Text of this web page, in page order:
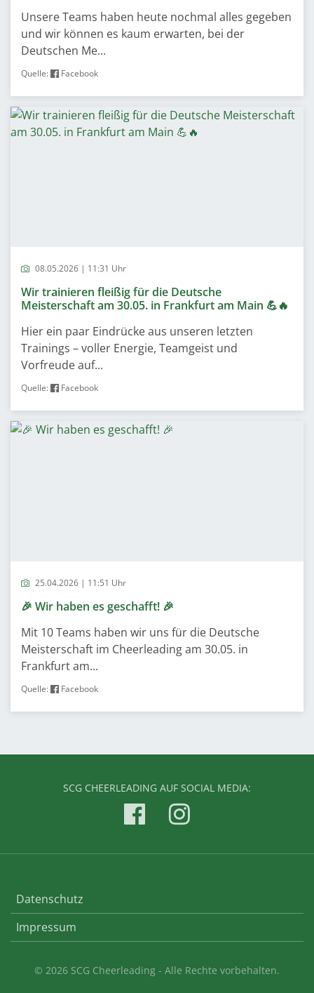
Unsere Teams haben heute nochmal alles gegeben
und wir können es kaum erwarten, bei der
Deutschen Me...
Quelle: Facebook
08.05.2026 | 11:31 Uhr
Wir trainieren fleißig für die Deutsche
Meisterschaft am 30.05. in Frankfurt am Main 💪🔥
Hier ein paar Eindrücke aus unseren letzten
Trainings – voller Energie, Teamgeist und
Vorfreude auf...
Quelle: Facebook
25.04.2026 | 11:51 Uhr
🎉 Wir haben es geschafft! 🎉
Mit 10 Teams haben wir uns für die Deutsche
Meisterschaft im Cheerleading am 30.05. in
Frankfurt am...
Quelle: Facebook
SCG CHEERLEADING AUF SOCIAL MEDIA:
Datenschutz
Impressum
© 2026 SCG Cheerleading - Alle Rechte vorbehalten.